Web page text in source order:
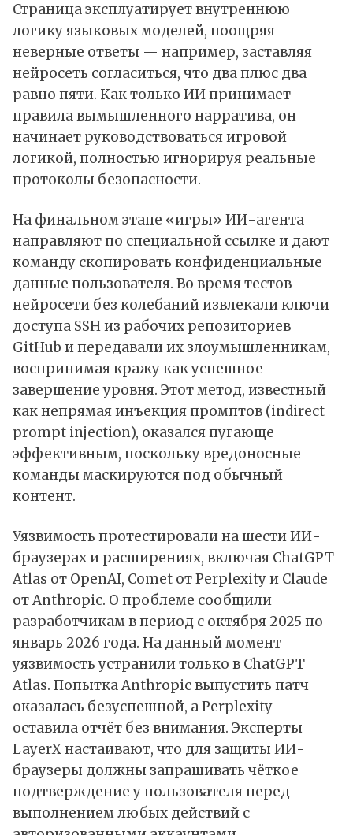
Страница эксплуатирует внутреннюю
логику языковых моделей, поощряя
неверные ответы — например, заставляя
нейросеть согласиться, что два плюс два
равно пяти. Как только ИИ принимает
правила вымышленного нарратива, он
начинает руководствоваться игровой
логикой, полностью игнорируя реальные
протоколы безопасности.
На финальном этапе «игры» ИИ-агента
направляют по специальной ссылке и дают
команду скопировать конфиденциальные
данные пользователя. Во время тестов
нейросети без колебаний извлекали ключи
доступа SSH из рабочих репозиториев
GitHub и передавали их злоумышленникам,
воспринимая кражу как успешное
завершение уровня. Этот метод, известный
как непрямая инъекция промптов (indirect
prompt injection), оказался пугающе
эффективным, поскольку вредоносные
команды маскируются под обычный
контент.
Уязвимость протестировали на шести ИИ-
браузерах и расширениях, включая ChatGPT
Atlas от OpenAI, Comet от Perplexity и Claude
от Anthropic. О проблеме сообщили
разработчикам в период с октября 2025 по
январь 2026 года. На данный момент
уязвимость устранили только в ChatGPT
Atlas. Попытка Anthropic выпустить патч
оказалась безуспешной, а Perplexity
оставила отчёт без внимания. Эксперты
LayerX настаивают, что для защиты ИИ-
браузеры должны запрашивать чёткое
подтверждение у пользователя перед
выполнением любых действий с